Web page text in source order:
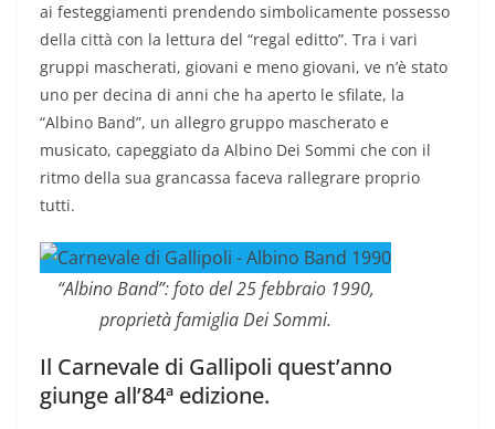
ai festeggiamenti prendendo simbolicamente possesso
della città con la lettura del “regal editto”. Tra i vari
gruppi mascherati, giovani e meno giovani, ve n’è stato
uno per decina di anni che ha aperto le sfilate, la
“Albino Band”, un allegro gruppo mascherato e
musicato, capeggiato da Albino Dei Sommi che con il
ritmo della sua grancassa faceva rallegrare proprio
tutti.
“Albino Band”: foto del 25 febbraio 1990,
proprietà famiglia Dei Sommi.
Il Carnevale di Gallipoli quest’anno
giunge all’84ª edizione.